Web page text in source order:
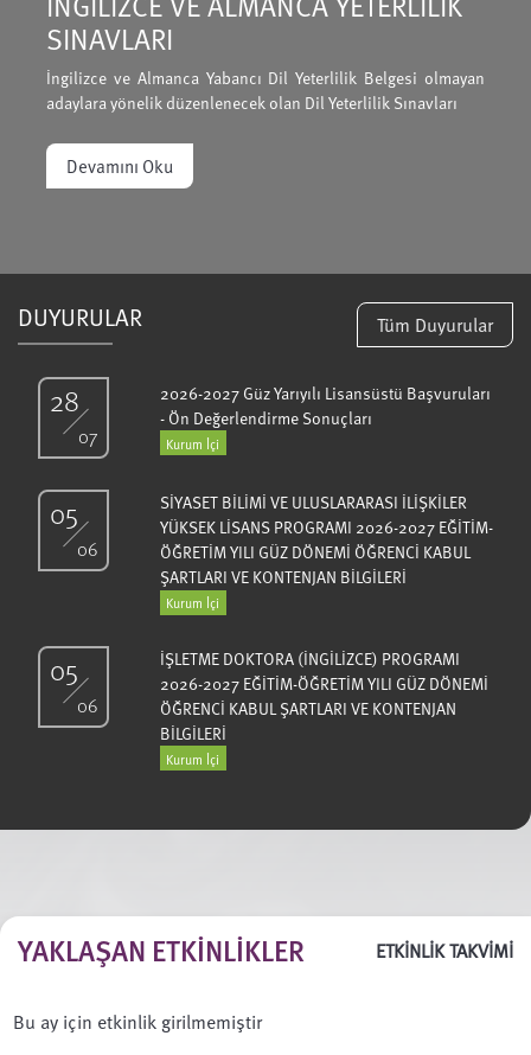
SINAVLARI
İngilizce ve Almanca Yabancı Dil Yeterlilik Belgesi olmayan
adaylara yönelik düzenlenecek olan Dil Yeterlilik Sınavları
Devamını Oku
DUYURULAR Tüm Duyurular
28
07
2026-2027 Güz Yarıyılı Lisansüstü Başvuruları
- Ön Değerlendirme Sonuçları
Kurum İçi
05
06
SİYASET BİLİMİ VE ULUSLARARASI İLİŞKİLER
YÜKSEK LİSANS PROGRAMI 2026-2027 EĞİTİM-
ÖĞRETİM YILI GÜZ DÖNEMİ ÖĞRENCİ KABUL
ŞARTLARI VE KONTENJAN BİLGİLERİ
Kurum İçi
05
06
İŞLETME DOKTORA (İNGİLİZCE) PROGRAMI
2026-2027 EĞİTİM-ÖĞRETİM YILI GÜZ DÖNEMİ
ÖĞRENCİ KABUL ŞARTLARI VE KONTENJAN
BİLGİLERİ
Kurum İçi
YAKLAŞAN ETKINLIKLER ETKİNLİK TAKVİMİ
Bu ay için etkinlik girilmemiştir